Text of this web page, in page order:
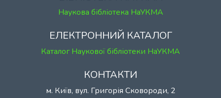
Наукова бібліотека НаУКМА
ЕЛЕКТРОННИЙ КАТАЛОГ
Каталог Наукової бібліотеки НаУКМА
КОНТАКТИ
м. Київ, вул. Григорія Сковороди, 2